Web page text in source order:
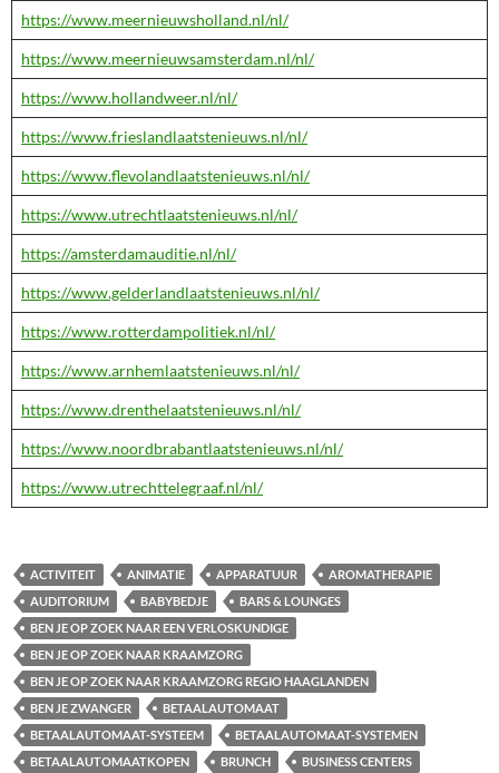
https://www.meernieuwsholland.nl/nl/
https://www.meernieuwsamsterdam.nl/nl/
https://www.hollandweer.nl/nl/
https://www.frieslandlaatstenieuws.nl/nl/
https://www.flevolandlaatstenieuws.nl/nl/
https://www.utrechtlaatstenieuws.nl/nl/
https://amsterdamauditie.nl/nl/
https://www.gelderlandlaatstenieuws.nl/nl/
https://www.rotterdampolitiek.nl/nl/
https://www.arnhemlaatstenieuws.nl/nl/
https://www.drenthelaatstenieuws.nl/nl/
https://www.noordbrabantlaatstenieuws.nl/nl/
https://www.utrechttelegraaf.nl/nl/
ACTIVITEIT ANIMATIE APPARATUUR
AROMATHERAPIE
AUDITORIUM
BABYBEDJE
BARS & LOUNGES
BEN JE OP ZOEK NAAR EEN VERLOSKUNDIGE
BEN JE OP ZOEK NAAR KRAAMZORG
BEN JE OP ZOEK NAAR KRAAMZORG REGIO HAAGLANDEN
BEN JE ZWANGER
BETAALAUTOMAAT
BETAALAUTOMAAT-SYSTEEM
BETAALAUTOMAAT-SYSTEMEN
BETAALAUTOMAATKOPEN
BRUNCH BUSINESS CENTERS